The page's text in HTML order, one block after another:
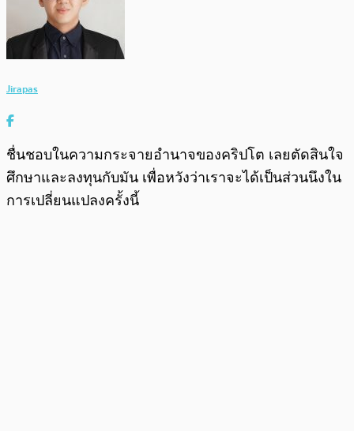
Jirapas
ชื่นชอบในความกระจายอำนาจของคริปโต เลยตัดสินใจ
ศึกษาและลงทุนกับมัน เพื่อหวังว่าเราจะได้เป็นส่วนนึงใน
การเปลี่ยนแปลงครั้งนี้